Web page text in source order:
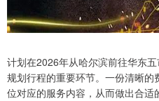
计划在2026年从哈尔滨前往华东
规划行程的重要环节。一份清晰
位对应的服务内容，从而做出合适